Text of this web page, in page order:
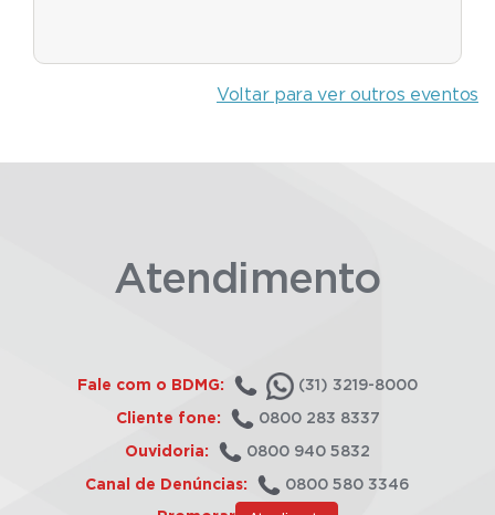
Voltar para ver outros eventos
Atendimento
Fale com o BDMG: (31) 3219-8000
Cliente fone: 0800 283 8337
Ouvidoria: 0800 940 5832
Canal de Denúncias: 0800 580 3346